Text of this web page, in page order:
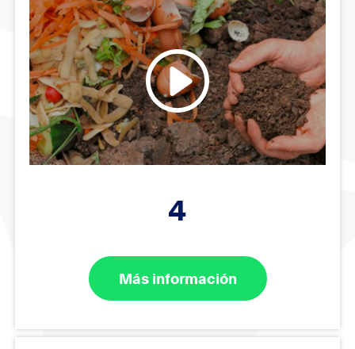
4
Más información